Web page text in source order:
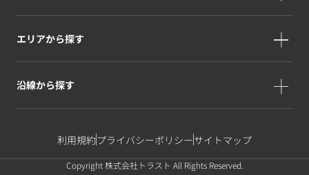
エリアから探す
沿線から探す
利用規約プライバシーポリシーサイトマップ
Copyright 株式会社トラスト All Rights Reserved.